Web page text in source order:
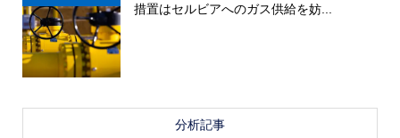
措置はセルビアへのガス供給を妨...
分析記事